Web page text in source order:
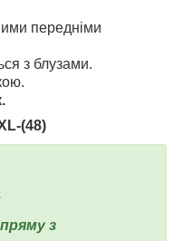
передніми
з блузами.
(48)
з